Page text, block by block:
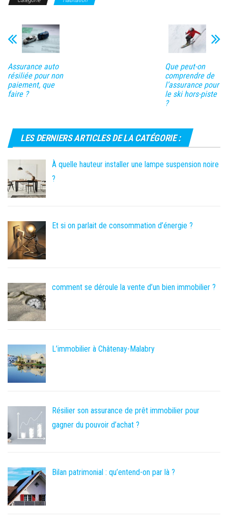
Assurance auto
résiliée pour non
paiement, que
faire ?
Que peut-on
comprendre de
l’assurance pour
le ski hors-piste
?
LES DERNIERS ARTICLES DE LA CATÉGORIE :
À quelle hauteur installer une lampe suspension noire
?
Et si on parlait de consommation d’énergie ?
comment se déroule la vente d’un bien immobilier ?
L’immobilier à Châtenay-Malabry
Résilier son assurance de prêt immobilier pour
gagner du pouvoir d’achat ?
Bilan patrimonial : qu’entend-on par là ?